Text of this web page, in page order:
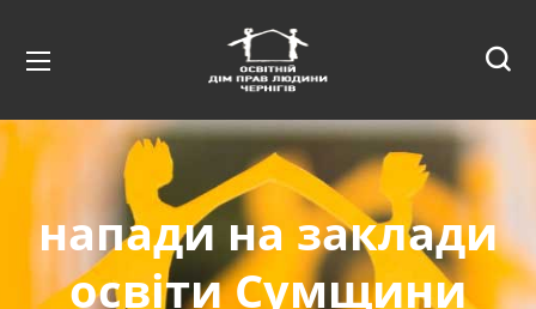
напади на заклади
освіти Сумщини